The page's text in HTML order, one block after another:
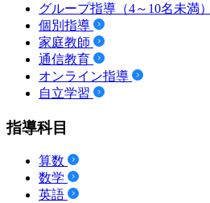
グループ指導（4～10名未満）
個別指導
家庭教師
通信教育
オンライン指導
自立学習
指導科目
算数
数学
英語